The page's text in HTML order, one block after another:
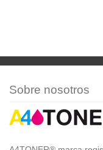
Sobre nosotros